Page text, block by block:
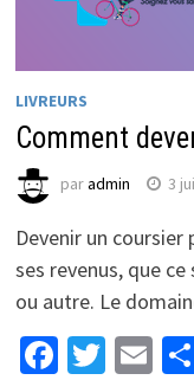
LIVREURS
Comment
paradmin 3
Devenir un
ses revenus, que
ou autre. Le